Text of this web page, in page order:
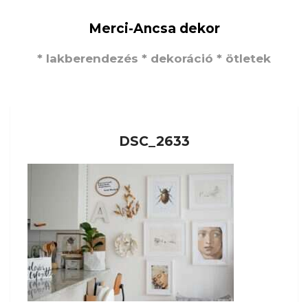
Merci-Ancsa dekor
* lakberendezés * dekoráció * ötletek
DSC_2633